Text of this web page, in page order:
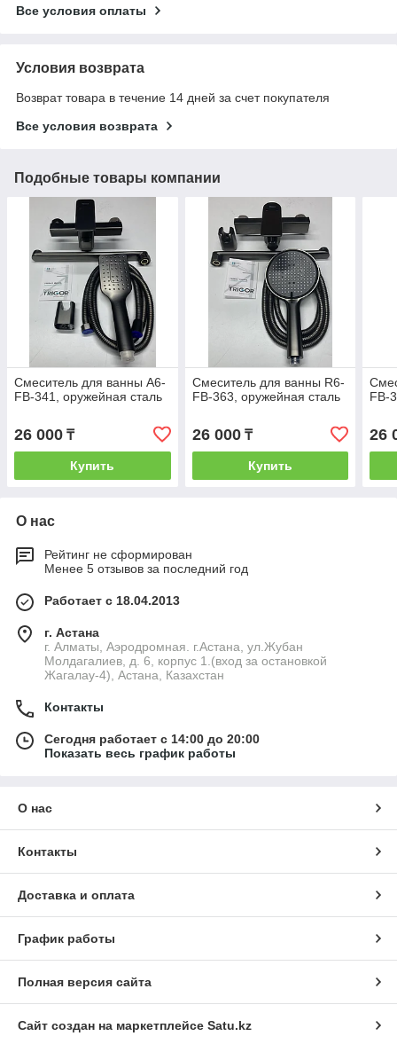
Все условия оплаты
Условия возврата
Возврат товара в течение 14 дней за счет покупателя
Все условия возврата
Подобные товары компании
Смеситель для ванны A6-
FB-341, оружейная сталь
26 000 ₸
Купить
Смеситель для ванны R6-
FB-363, оружейная сталь
26 000₸
Купить
FB-
26
О нас
Рейтинг не сформирован
Менее 5 отзывов за последний год
Работает с 18.04.2013
г. Астана
г. Алматы, Аэродромная. г.Астана, ул.Жубан
Молдагалиев, д. 6, корпус 1.(вход за остановкой
Жагалау-4), Астана, Казахстан
Контакты
Сегодня работает с 14:00 до 20:00
Показать весь график работы
О нас
Контакты
Доставка и оплата
График работы
Полная версия сайта
Сайт создан на маркетплейсе Satu.kz